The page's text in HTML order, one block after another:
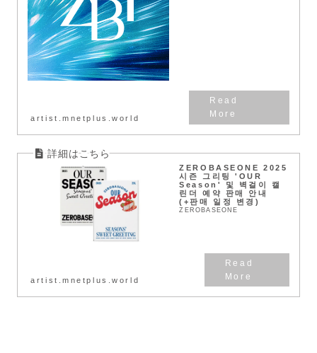
artist.mnetplus.world
ZEROBASEONE 2025
시즌 그리팅 'OUR
Season' 및 벽걸이 캘
린더 예약 판매 안내
(+판매 일정 변경)
ZEROBASEONE
artist.mnetplus.world